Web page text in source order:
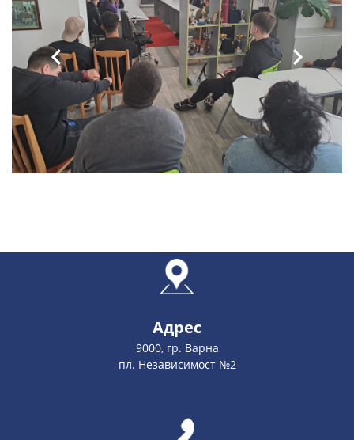
Адрес
9000, гр. Варна
пл. Независимост №2